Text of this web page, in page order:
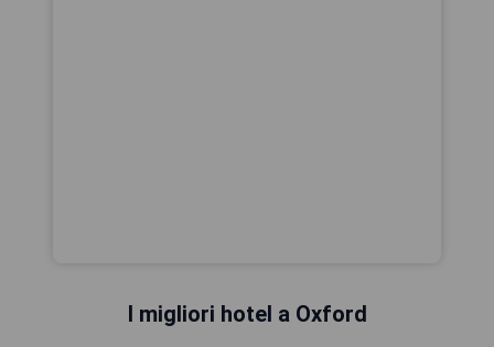
I migliori hotel a Oxford